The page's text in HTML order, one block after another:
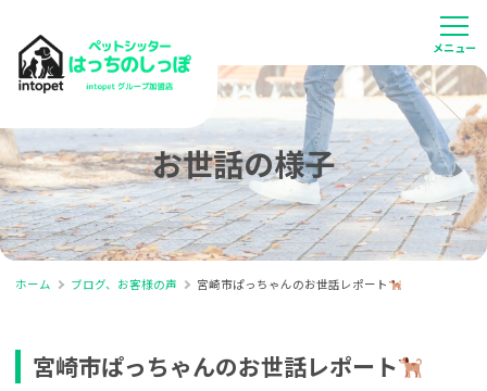
お世話の様子
ホーム ブログ、お客様の声 宮崎市ぱっちゃんのお世話レポート
宮崎市ぱっちゃんのお世話レポート